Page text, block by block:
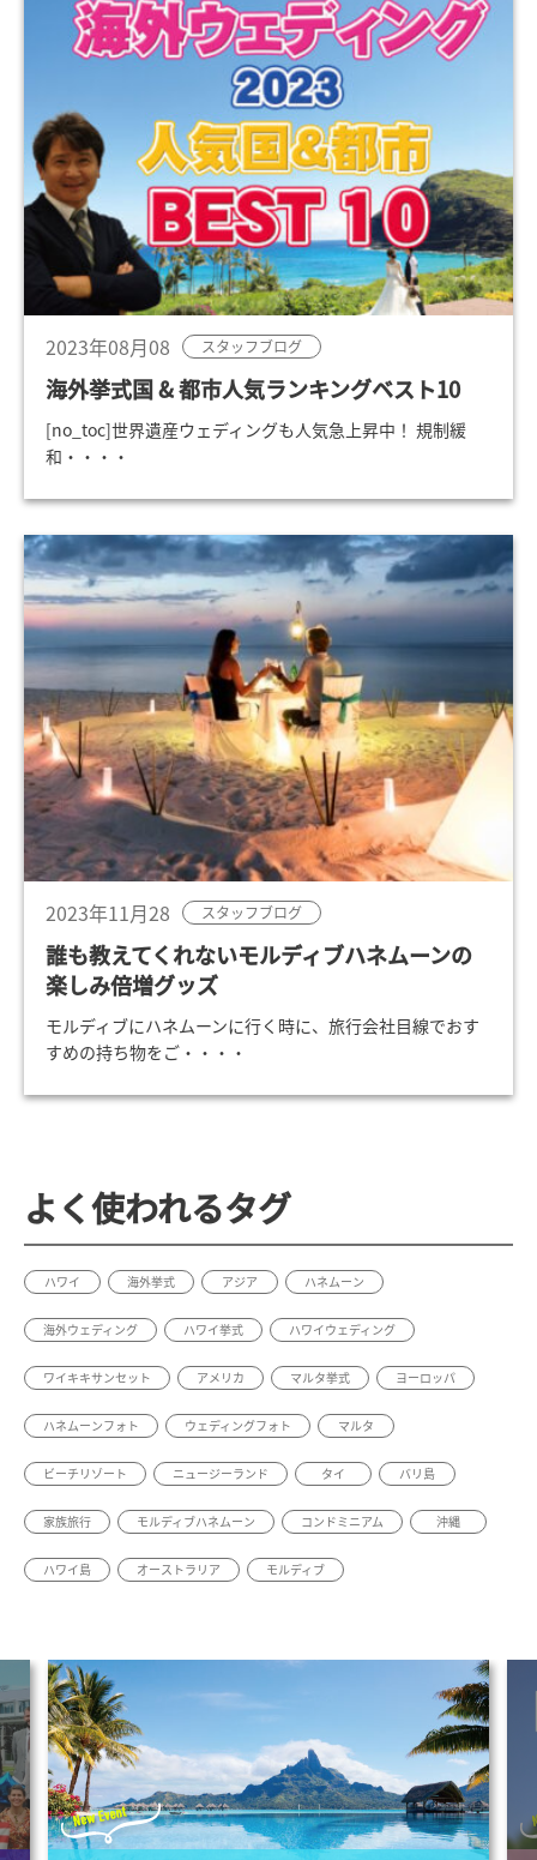
2023年08月08 スタッフブログ
海外挙式国 & 都市人気ランキングベスト10
[no_toc]世界遺産ウェディングも人気急上昇中！ 規制緩
和・・・・
2023年11月28 スタッフブログ
誰も教えてくれないモルディブハネムーンの
楽しみ倍増グッズ
モルディブにハネムーンに行く時に、旅行会社目線でおす
すめの持ち物をご・・・・
よく使われるタグ
ハワイ 海外挙式 アジア ハネムーン
海外ウェディング ハワイ挙式 ハワイウェディング
ワイキキサンセット アメリカ マルタ挙式 ヨーロッパ
ハネムーンフォト ウェディングフォト マルタ
ビーチリゾート ニュージーランド タイ バリ島
家族旅行 モルディブハネムーン コンドミニアム 沖縄
ハワイ島 オーストラリア モルディブ